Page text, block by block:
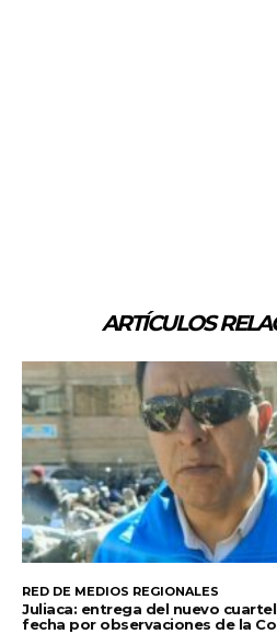
ARTÍCULOS
RED DE MEDIOS REGIONALES
Juliaca: entrega del nuevo
fecha por observaciones de la